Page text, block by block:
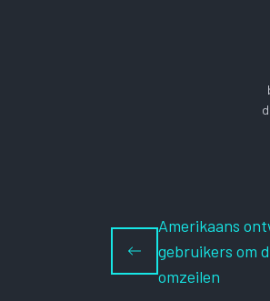
Amerikaans
gebruikers om
omzeilen